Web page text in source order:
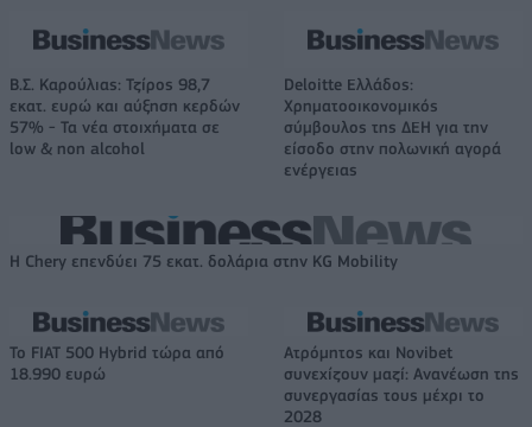
Β.Σ. Καρούλιας: Τζίρος 98,7
εκατ. ευρώ και αύξηση κερδών
57% - Τα νέα στοιχήματα σε
low & non alcohol
Deloitte Ελλάδος:
Χρηματοοικονομικός
σύμβουλος της ΔΕΗ για την
είσοδο στην πολωνική αγορά
ενέργειας
Η Chery επενδύει 75 εκατ. δολάρια στην KG Mobility
Το FIAT 500 Hybrid τώρα από
18.990 ευρώ
Ατρόμητος και Novibet
συνεχίζουν μαζί: Ανανέωση της
συνεργασίας τους μέχρι το
2028